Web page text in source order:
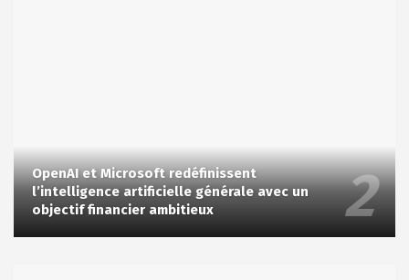
OpenAI et Microsoft redéfinissent
l’intelligence artificielle générale avec un
objectif financier ambitieux